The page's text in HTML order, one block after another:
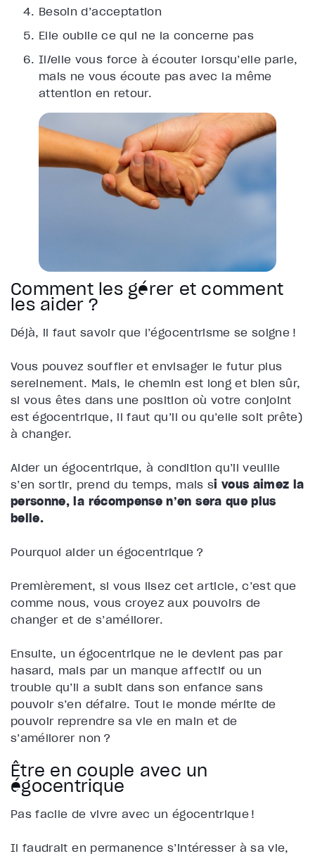
Besoin d’acceptation
Elle oublie ce qui ne la concerne pas
Il/elle vous force à écouter lorsqu’elle parle,
mais ne vous écoute pas avec la même
attention en retour.
Comment les gérer et comment
les aider ?
Déjà, il faut savoir que l’égocentrisme se soigne !
Vous pouvez souffler et envisager le futur plus
sereinement. Mais, le chemin est long et bien sûr,
si vous êtes dans une position où votre conjoint
est égocentrique, il faut qu’il ou qu’elle soit prête)
à changer.
Aider un égocentrique, à condition qu’il veuille
s’en sortir, prend du temps, mais si vous aimez la
personne, la récompense n’en sera que plus
belle.
Pourquoi aider un égocentrique ?
Premièrement, si vous lisez cet article, c’est que
comme nous, vous croyez aux pouvoirs de
changer et de s’améliorer.
Ensuite, un égocentrique ne le devient pas par
hasard, mais par un manque affectif ou un
trouble qu’il a subit dans son enfance sans
pouvoir s’en défaire. Tout le monde mérite de
pouvoir reprendre sa vie en main et de
s’améliorer non ?
Être en couple avec un
égocentrique
Pas facile de vivre avec un égocentrique !
Il faudrait en permanence s’intéresser à sa vie,